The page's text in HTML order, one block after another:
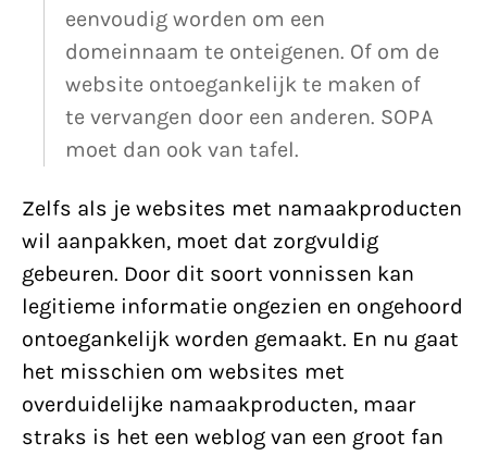
eenvoudig worden om een
domeinnaam te onteigenen. Of om de
website ontoegankelijk te maken of
te vervangen door een anderen. SOPA
moet dan ook van tafel.
Zelfs als je websites met namaakproducten
wil aanpakken, moet dat zorgvuldig
gebeuren. Door dit soort vonnissen kan
legitieme informatie ongezien en ongehoord
ontoegankelijk worden gemaakt. En nu gaat
het misschien om websites met
overduidelijke namaakproducten, maar
straks is het een weblog van een groot fan